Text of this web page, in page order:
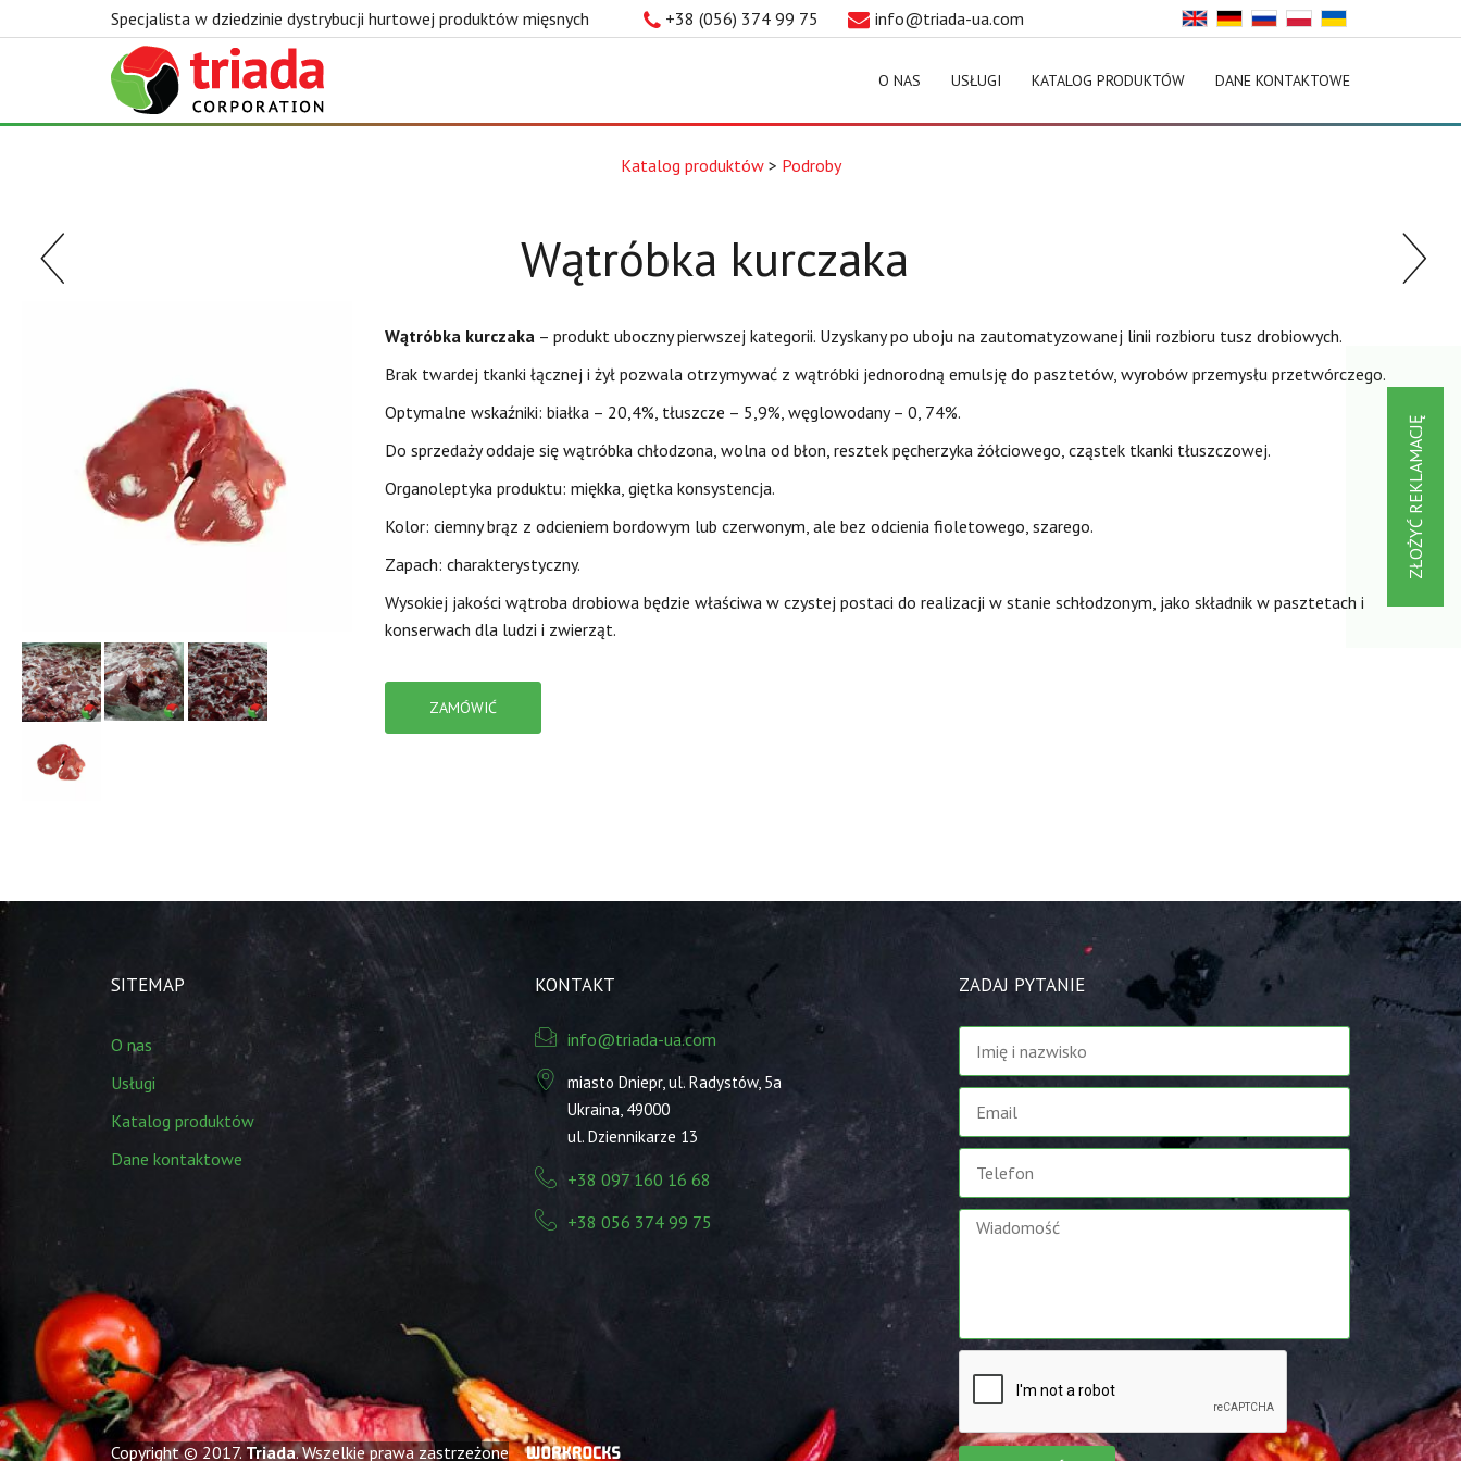
Specjalista w dziedzinie dystrybucji hurtowej produktów mięsnych +38 (056) 374 99 75
info@triada-ua.com
O NAS USŁUGI KATALOG PRODUKTÓW DANE KONTAKTOWE
Katalog produktów> Podroby
Wątróbka kurczaka
Wątróbka kurczaka– produkt uboczny pierwszej kategorii. Uzyskany po uboju na zautomatyzowanej linii rozbioru tusz drobiowych.
Brak twardej tkanki łącznej i żył pozwala otrzymywać z wątróbki jednorodną emulsję do pasztetów, wyrobów przemysłu przetwórczego.
Optymalne wskaźniki: białka – 20,4%, tłuszcze – 5,9%, węglowodany – 0, 74%.
Do sprzedaży oddaje się wątróbka chłodzona, wolna od błon, resztek pęcherzyka żółciowego, cząstek tkanki tłuszczowej.
Organoleptyka produktu: miękka, giętka konsystencja.
Kolor: ciemny brąz z odcieniem bordowym lub czerwonym, ale bez odcienia fioletowego, szarego.
Zapach: charakterystyczny.
Wysokiej jakości wątroba drobiowa będzie właściwa w czystej postaci do realizacji w stanie schłodzonym, jako składnik w pasztetach i
konserwach dla ludzi i zwierząt.
ZAMÓWIĆ
Copyright © 2017. Triada. Wszelkie prawa zastrzeżone
SITEMAP
O nas
Usługi
Katalog produktów
Dane kontaktowe
KONTAKT
info@triada-ua.com
miasto Dniepr, ul. Radystów, 5а
Ukraina, 49000
ul. Dziennikarze 13
+38 097 160 16 68
+38 056 374 99 75
ZADAJ PYTANIE
ZŁOŻYĆ REKLAMACJĘ